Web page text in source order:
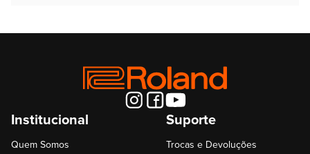
Institucional
Quem Somos
Suporte
Trocas e Devoluções